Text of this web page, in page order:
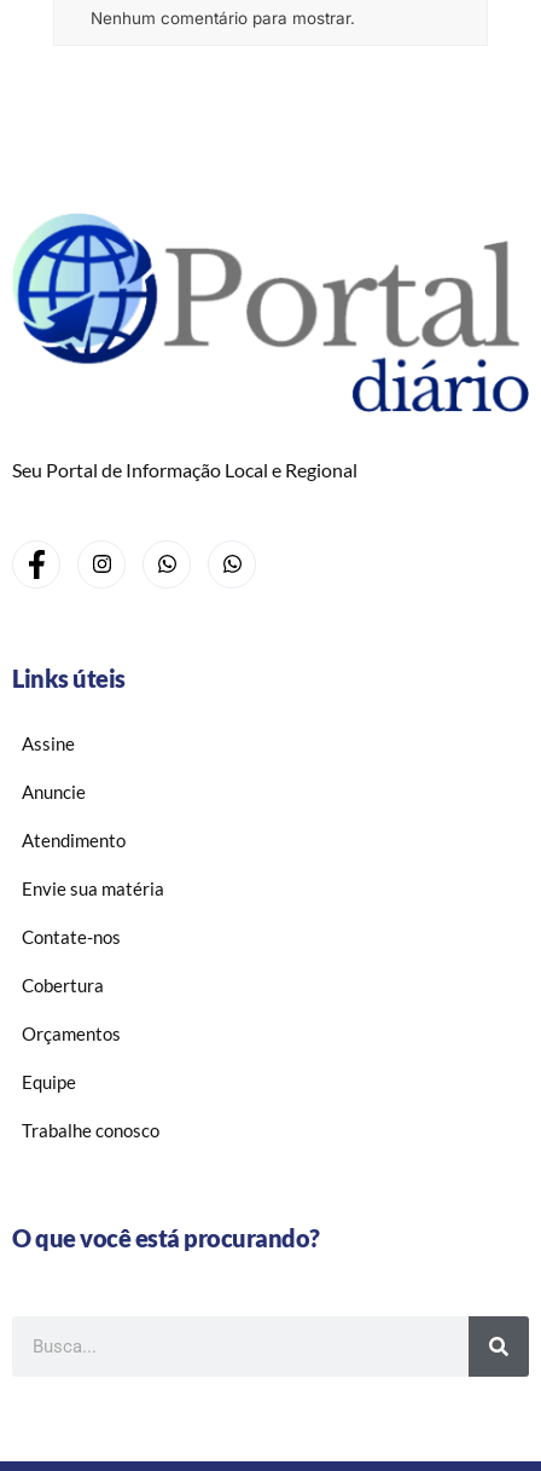
Nenhum comentário para mostrar.
Seu Portal de Informação Local e Regional
Links úteis
Assine
Anuncie
Atendimento
Envie sua matéria
Contate-nos
Cobertura
Orçamentos
Equipe
Trabalhe conosco
O que você está procurando?